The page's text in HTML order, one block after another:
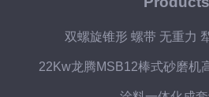
双螺旋锥形 螺带 无重力
22Kw龙腾MSB12棒式砂磨机